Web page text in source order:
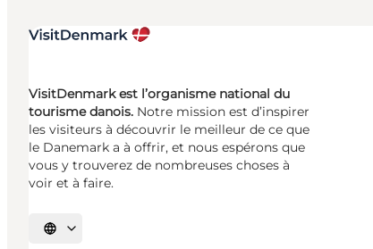
VisitDenmark est l’organisme national du
tourisme danois. Notre mission est d’inspirer
les visiteurs à découvrir le meilleur de ce que
le Danemark a à offrir, et nous espérons que
vous y trouverez de nombreuses choses à
voir et à faire.
Choisissez la langue